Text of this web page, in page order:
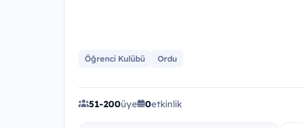
Öğrenci Kulübü Ordu
51-200üye 0etkinlik